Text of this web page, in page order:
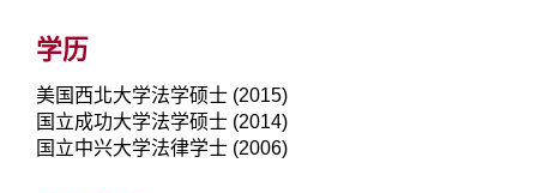
学历
美国西北大学法学硕士 (2015)
国立成功大学法学硕士 (2014)
国立中兴大学法律学士 (2006)